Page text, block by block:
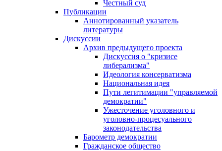
Честный суд
Публикации
Аннотированный указатель
литературы
Дискуссии
Архив предыдущего проекта
Дискуссия о "кризисе
либерализма"
Идеология консерватизма
Национальная идея
Пути легитимации "управляемой
демократии"
Ужесточение уголовного и
уголовно-процесуального
законодательства
Барометр демократии
Гражданское общество